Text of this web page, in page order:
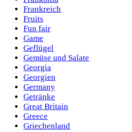
Frankreich
Fruits
Fun fair
Game
Geflügel
Gemüse und Salate
Georgia
Georgien
Germany
Getränke
Great Britain
Greece
Griechenland